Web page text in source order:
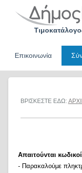
Επικοινωνία
ΒΡΙΣΚΕΣΤΕ ΕΔΩ:
Απαιτούνται
- Παρακαλούμε